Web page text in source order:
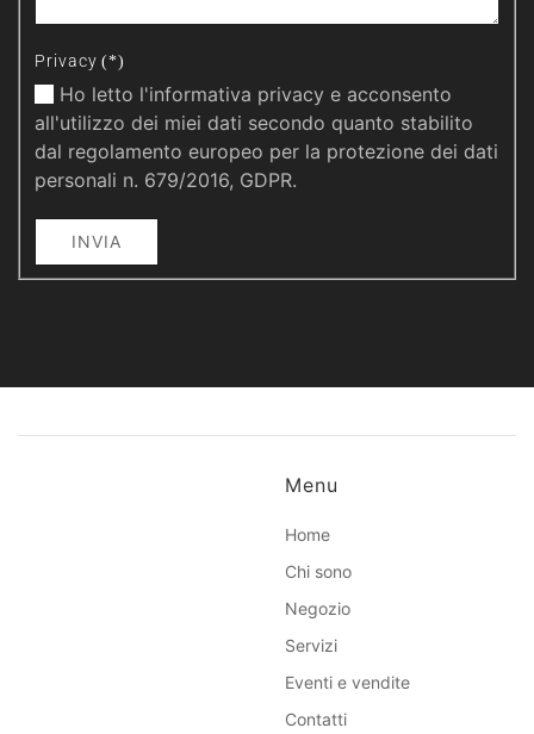
Privacy (*)
Ho letto l'informativa privacy e acconsento
all'utilizzo dei miei dati secondo quanto stabilito
dal regolamento europeo per la protezione dei dati
personali n. 679/2016, GDPR.
INVIA
Menu
Home
Chi sono
Negozio
Servizi
Eventi e vendite
Contatti